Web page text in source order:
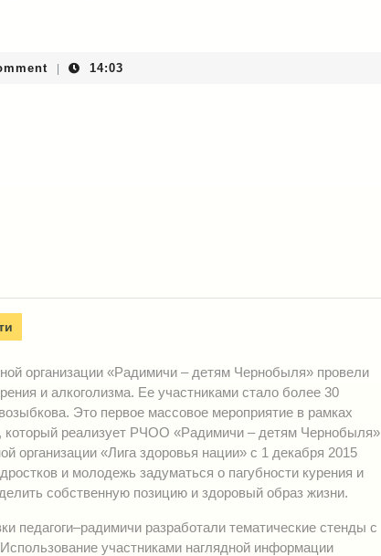
14:03
организации «Радимичи – детям Чернобыля» провели
и алкоголизма. Ее участниками стало более 30
Это первое массовое мероприятие в рамках
который реализует РЧОО «Радимичи – детям Чернобыля»
организации «Лига здоровья нации» с 1 декабря 2015
и молодежь задуматься о пагубности курения и
собственную позицию и здоровый образ жизни.
педагоги–радимичи разработали тематические стенды с
участниками наглядной информации